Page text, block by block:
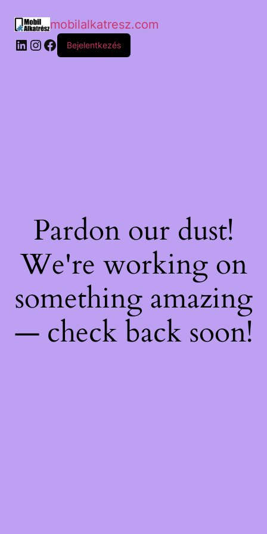
mobilalkatresz.com
Bejelentkezés
Pardon our dust!
We're working on
something amazing
— check back soon!